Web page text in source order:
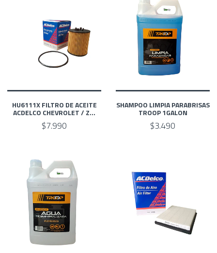
HU6111X FILTRO DE ACEITE
ACDELCO CHEVROLET / Z...
$7.990
SHAMPOO LIMPIA PARABRISAS
TROOP 1GALON
$3.490